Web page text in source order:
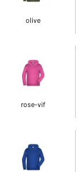
olive
rose-vif